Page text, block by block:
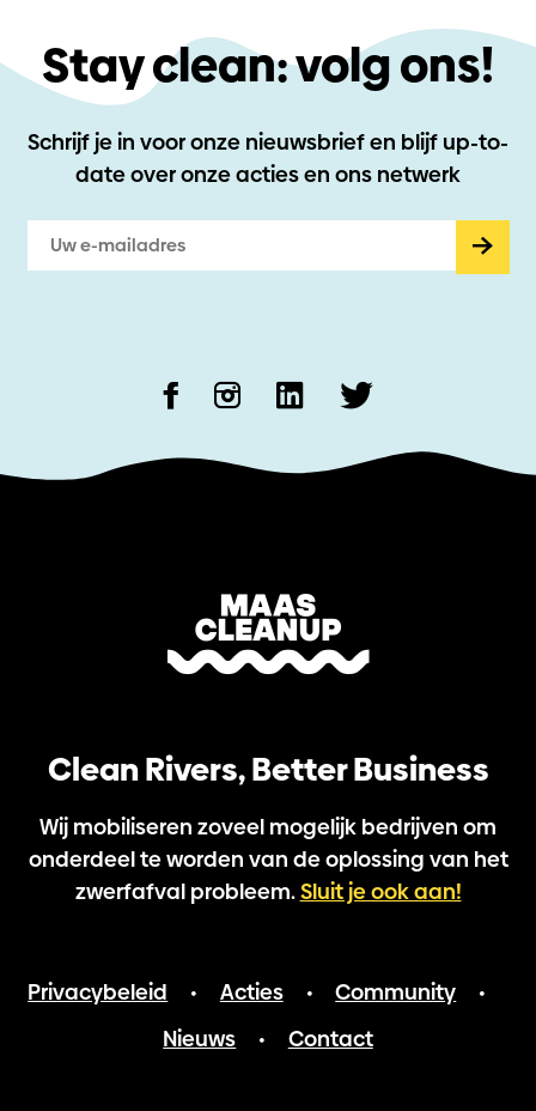
Stay clean: volg ons!
Schrijf je in voor onze nieuwsbrief en blijf up-to-
dateover onze acties en ons netwerk
Clean Rivers, Better Business
Wij mobiliseren zoveel mogelijk bedrijven om
onderdeel te worden van de oplossing van het
zwerfafval probleem.Sluit je ook aan!
Privacybeleid • Acties • Community •
Nieuws • Contact